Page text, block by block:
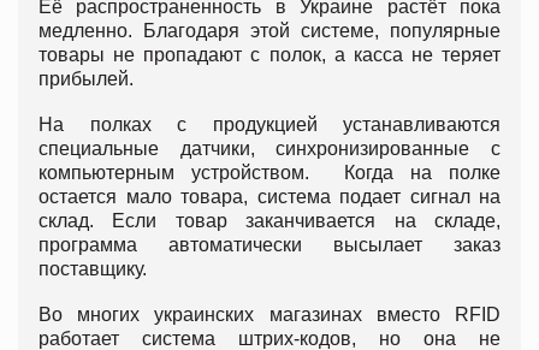
Её распространенность в Украине растёт пока
медленно. Благодаря этой системе, популярные
товары не пропадают с полок, а касса не теряет
прибылей.
На полках с продукцией устанавливаются
специальные датчики, синхронизированные с
компьютерным устройством. Когда на полке
остается мало товара, система подает сигнал на
склад. Если товар заканчивается на складе,
программа автоматически высылает заказ
поставщику.
Во многих украинских магазинах вместо RFID
работает система штрих-кодов, но она не